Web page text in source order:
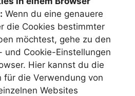
Wenn du eine genauere
die Cookies bestimmter
möchtest, gehe zu den
und Cookie-Einstellungen
Hier kannst du die
für die Verwendung von
Websites